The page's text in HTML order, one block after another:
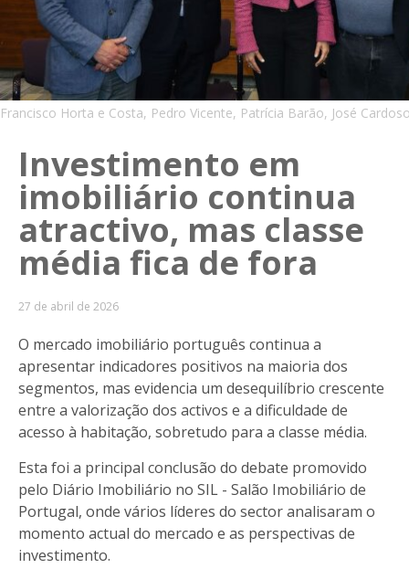
Francisco Horta e Costa, Pedro Vicente, Patrícia Barão, José
Investimento em
imobiliário continua
atractivo, mas classe
média fica de fora
27 de abril de 2026
O mercado imobiliário português continua a
apresentar indicadores positivos na maioria dos
segmentos, mas evidencia um desequilíbrio crescente
entre a valorização dos activos e a dificuldade de
acesso à habitação, sobretudo para a classe média.
Esta foi a principal conclusão do debate promovido
pelo Diário Imobiliário no SIL - Salão Imobiliário de
Portugal, onde vários líderes do sector analisaram o
momento actual do mercado e as perspectivas de
investimento.